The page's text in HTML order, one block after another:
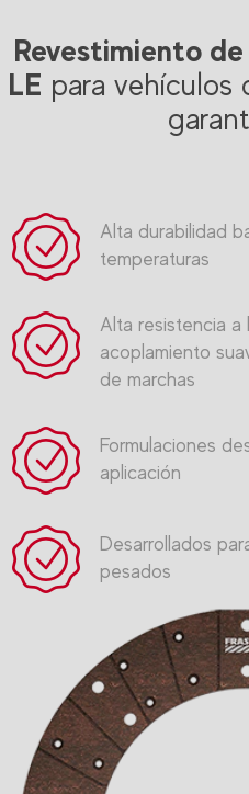
Revestimiento
LE para vehículos
Alta durabilidad
temperaturas
Alta resistencia a
acoplamiento
de marchas
Formulaciones
aplicación
Desarrollados
pesados